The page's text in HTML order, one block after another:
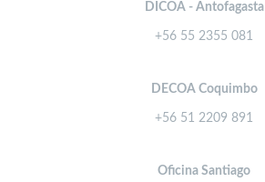
DICOA - Antofagasta
+56 55 2355 081
DECOA Coquimbo
+56 51 2209 891
Oficina Santiago